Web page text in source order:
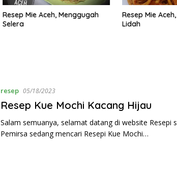
Resep Mie Aceh, Menggugah
Selera
Resep Mie
Lidah
resep 05/18/2023
Resep Kue Mochi Kacang Hijau
Salam semuanya, selamat datang di website Resepi
Pemirsa sedang mencari Resepi Kue Mochi…